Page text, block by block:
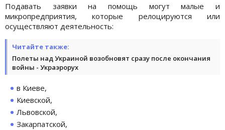
Подавать заявки на помощь могут малые и
микропредприятия, которые релоцируются или
осуществляют деятельность:
Читайте также:
Полеты над Украиной возобновят сразу после окончания
войны - Украэрорух
в Киеве,
Киевской,
Львовской,
Закарпатской,